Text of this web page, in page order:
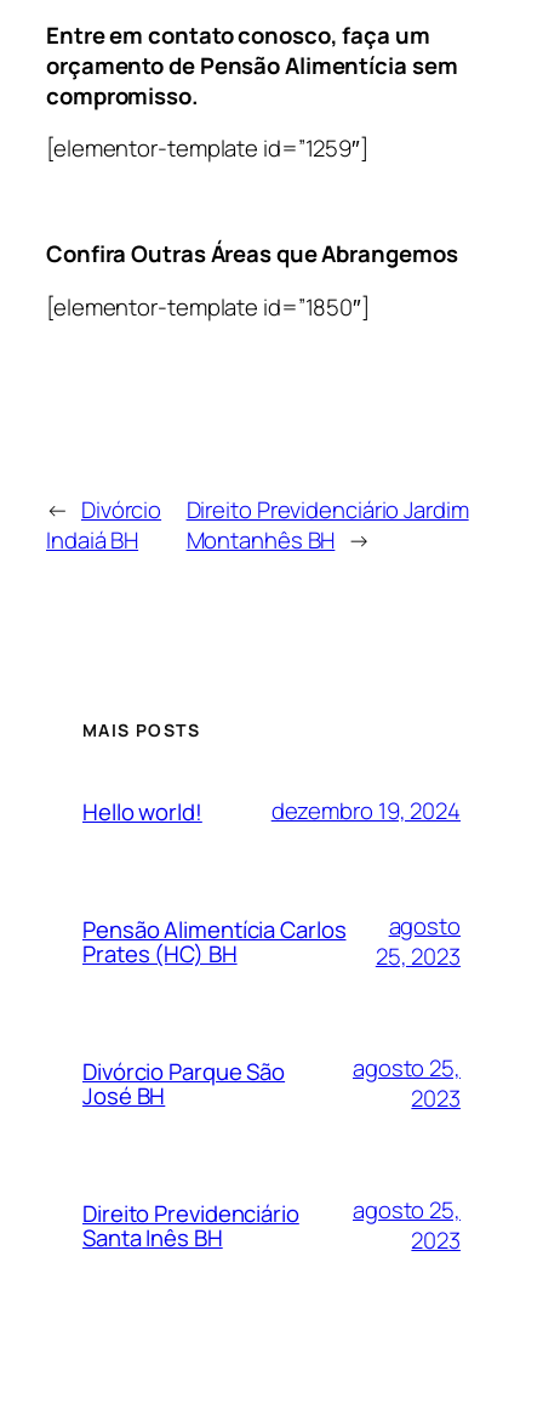
Entre em contato conosco, faça um
orçamento de Pensão Alimentícia sem
compromisso.
[elementor-template id=”1259″]
Confira Outras Áreas que Abrangemos
[elementor-template id=”1850″]
← Divórcio
Indaiá BH
Direito Previdenciário Jardim
Montanhês BH →
MAIS POSTS
Hello world! dezembro 19, 2024
Pensão Alimentícia Carlos
Prates (HC) BH
agosto
25, 2023
Divórcio Parque São
José BH
agosto 25,
2023
Direito Previdenciário
Santa Inês BH
agosto 25,
2023